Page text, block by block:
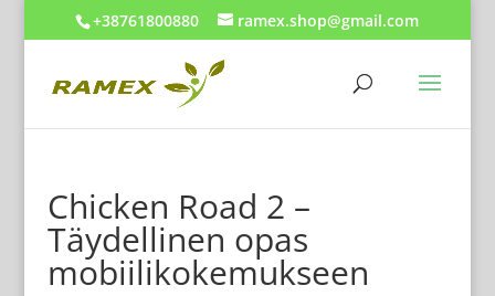
+38761800880 ramex.shop@gmail.com
Chicken Road 2 –
Täydellinen opas
mobiilikokemukseen